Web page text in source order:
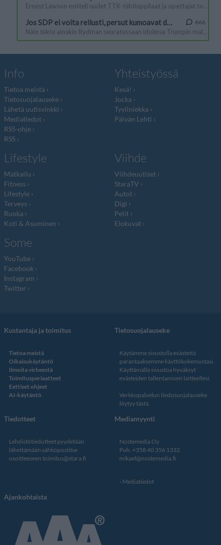
Info
Tietoa meistä
Tietosuojalauseke
Lähetä uutisvinkki
Mediatiedot
RSS-ohje
RSS
Yhteistyössä
Kesä!
Jocka
Tyyliniekka
Päivän Lehti
Lifestyle
Matkailu
Fitness
Lifestyle
Terveys
Ruoka
Koti & Asuminen
Viihde
Viihdeuutiset
StaraTV
Autot
Digi
Pelit
Elokuvat
Some
YouTube
Facebook
Instagram
Twitter
Kustantaja ja toimitus
Tietoa meistä
Oikaisukäytäntö
Ilmoita virheestä
Toimitusperiaatteet
Eettiset ohjeet
AI-käytäntö
Tietosuojalauseke
Käytämme sivustolla evästeitä
parantaaksemme käyttökokemustasi.
Käyttämällä sivustoa hyväksyt
evästeiden tallentamisen laitteellesi.
Verkkopalvelun tiedosuojalauseke
löytyy tästä.
Tiedotteet
Lehdistötiedotteet pyydetään
lähettämään sähköpostitse
osoitteeseen toimitus@stara.fi
Mediamyynti
Nostemedia Oy
Puh. +358 40 356 1332
mikael@nostemedia.fi
Mediatiedot
Ajankohtaista